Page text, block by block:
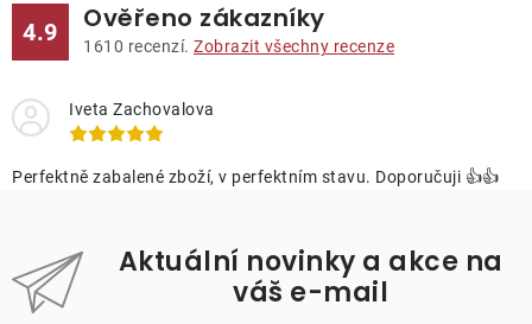
4.9 Ověřeno zákazníky
1610 recenzí. Zobrazit všechny recenze
Iveta Zachovalova
Perfektně zabalené zboží, v perfektním stavu. Doporučuji 👍👍
Aktuální novinky a akce na
váš e-mail